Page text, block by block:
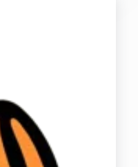
в ближайшее
поддержку. Магазин
доступа,
либо копировании
не принадлежит
наших клиентов для
купить аккаунты